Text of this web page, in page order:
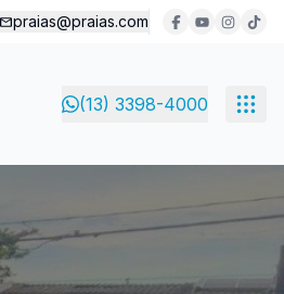
praias@praias.com
(13) 3398-4000